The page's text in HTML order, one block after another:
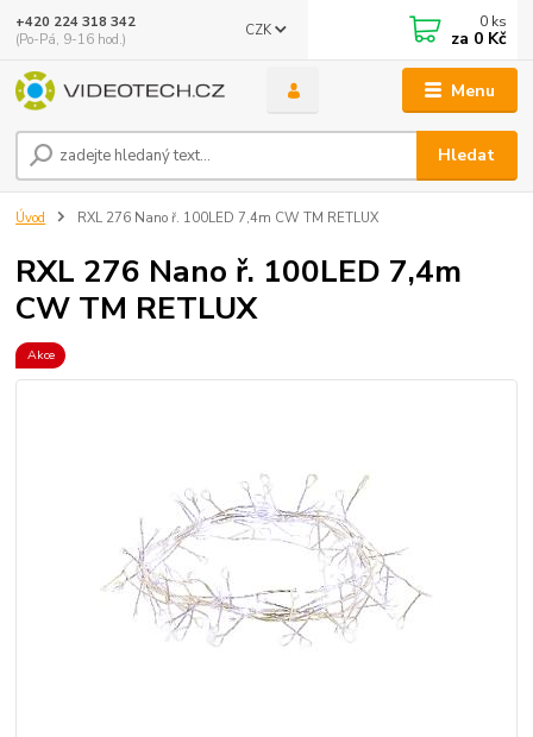
Menu
CZK
Hledat
+420 224 318 342
(Po-Pá, 9-16 hod.)
0 ks
za 0 Kč
Úvod RXL 276 Nano ř. 100LED 7,4m CW TM RETLUX
RXL 276 Nano ř. 100LED 7,4m
CW TM RETLUX
Akce